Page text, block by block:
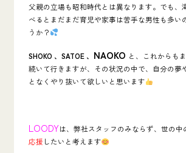
父親の立場も昭和時代とは異なります。でも、
べるとまだまだ育児や家事は苦手な男性も多い
うか？
SHOKO 、SATOE 、 NAOKO と、これからも
続いて行きますが、その状況の中で、
自分の夢
となくやり抜いて欲しい と思います
LOODYは、弊社スタッフのみならず、世の中
応援 したいと考えます